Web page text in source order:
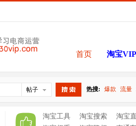
首页 淘宝
帖子 热搜: 爆款 流量
淘宝工具 淘宝搜索
淘宝